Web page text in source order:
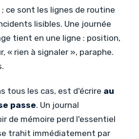
ce sont les lignes de routine
lisibles. Une journée
tient en une ligne : position,
« rien à signaler », paraphe.
tous les cas, est d'écrire au
passe. Un journal
de mémoire perd l'essentiel
trahit immédiatement par